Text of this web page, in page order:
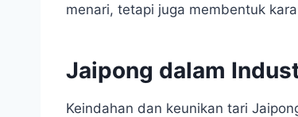
menari, tetapi juga membentuk
Jaipong dalam
Keindahan dan keunikan tari